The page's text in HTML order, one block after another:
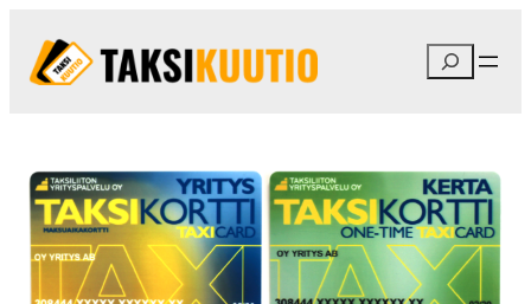
sisältöön
Etsi